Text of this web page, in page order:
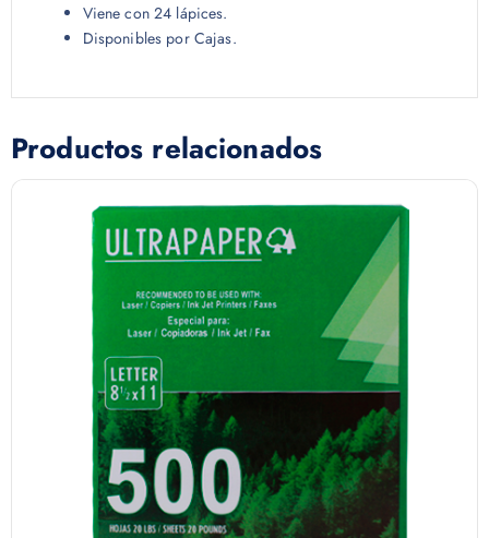
Viene con 24 lápices.
Disponibles por Cajas.
Productos relacionados